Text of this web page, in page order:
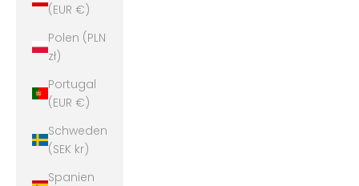
(EUR €)
Polen (PLN
zł)
Portugal
(EUR €)
Schweden
(SEK kr)
Spanien